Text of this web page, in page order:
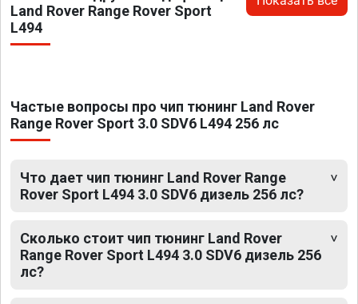
Land Rover Range Rover Sport
L494
Частые вопросы про чип тюнинг Land Rover
Range Rover Sport 3.0 SDV6 L494 256 лс
Что дает чип тюнинг Land Rover Range
Rover Sport L494 3.0 SDV6 дизель 256 лс?
Сколько стоит чип тюнинг Land Rover
Range Rover Sport L494 3.0 SDV6 дизель 256
лс?